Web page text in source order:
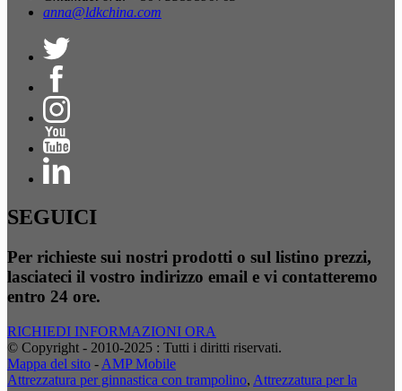
anna@ldkchina.com
SEGUICI
Per richieste sui nostri prodotti o sul listino prezzi,
lasciateci il vostro indirizzo email e vi contatteremo
entro 24 ore.
RICHIEDI INFORMAZIONI ORA
© Copyright - 2010-2025 : Tutti i diritti riservati.
Mappa del sito - AMP Mobile
Attrezzatura per ginnastica con trampolino, Attrezzatura per la